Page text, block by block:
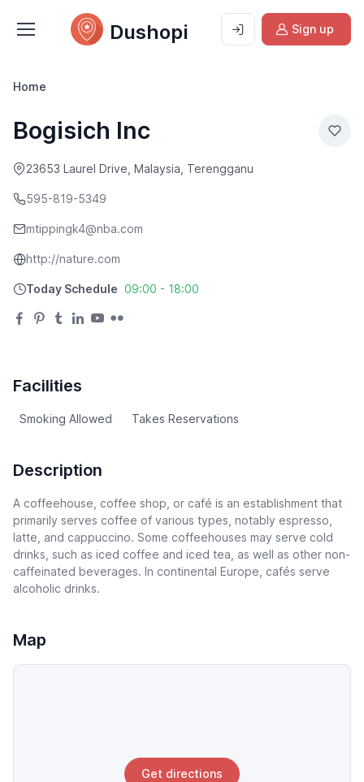
Dushopi Sign up
Home
Bogisich Inc
23653 Laurel Drive, Malaysia, Terengganu
595-819-5349
mtippingk4@nba.com
http://nature.com
Today Schedule 09:00 - 18:00
Facilities
Smoking Allowed Takes Reservations
Description
A coffeehouse, coffee shop, or café is an establishment that
primarily serves coffee of various types, notably espresso,
latte, and cappuccino. Some coffeehouses may serve cold
drinks, such as iced coffee and iced tea, as well as other non-
caffeinated beverages. In continental Europe, cafés serve
alcoholic drinks.
Map
Get directions